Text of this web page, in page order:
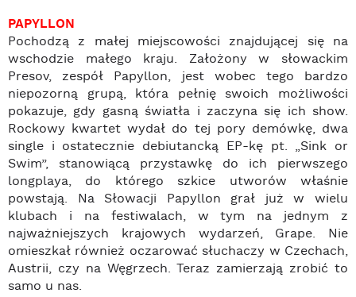
PAPYLLON
Pochodzą z małej miejscowości znajdującej się na
wschodzie małego kraju. Założony w słowackim
Presov, zespół Papyllon, jest wobec tego bardzo
niepozorną grupą, która pełnię swoich możliwości
pokazuje, gdy gasną światła i zaczyna się ich show.
Rockowy kwartet wydał do tej pory demówkę, dwa
single i ostatecznie debiutancką EP-kę pt. „Sink or
Swim”, stanowiącą przystawkę do ich pierwszego
longplaya, do którego szkice utworów właśnie
powstają. Na Słowacji Papyllon grał już w wielu
klubach i na festiwalach, w tym na jednym z
najważniejszych krajowych wydarzeń, Grape. Nie
omieszkał również oczarować słuchaczy w Czechach,
Austrii, czy na Węgrzech. Teraz zamierzają zrobić to
samo u nas.